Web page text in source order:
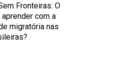
Fronteiras: O
com a
migratória nas